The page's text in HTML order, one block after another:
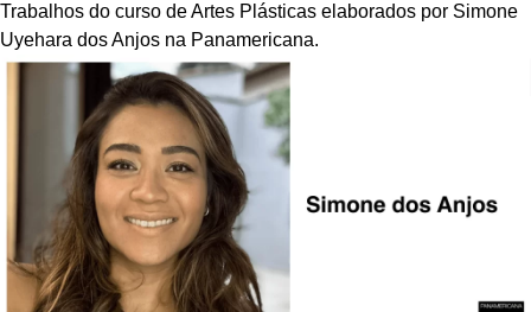
Trabalhos do curso de Artes Plásticas elaborados por Simone
Uyehara dos Anjos na Panamericana.